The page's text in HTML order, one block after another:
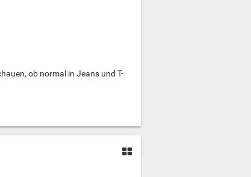
ob normal in Jeans und T-